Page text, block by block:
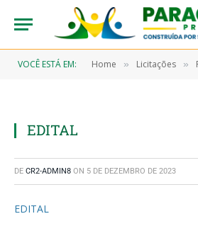
VOCÊ ESTÁ EM: Home » Licitações »
EDITAL
DE CR2-ADMIN8 ON 5 DE DEZEMBRO DE 2023
EDITAL